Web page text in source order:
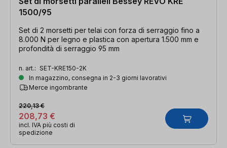
1500/95
Set di 2 morsetti per telai con forza di serraggio fino a
8.000 N per legno e plastica con apertura 1.500 mm e
profondità di serraggio 95 mm
n. art.: SET-KRE150-2K
In magazzino, consegna in 2-3 giorni lavorativi
Merce ingombrante
208,73 €
220,13 €
incl. IVA più costi di
spedizione